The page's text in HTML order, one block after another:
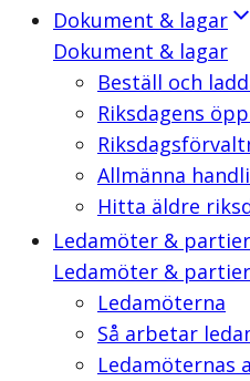
Dokument & lagar
Dokument & lagar
Beställ och
Riksdagens
Allmänna
Hitta äldre
Ledamöter & partier
Ledamöter & partier
Ledamöterna
Så arbetar
Ledamöternas